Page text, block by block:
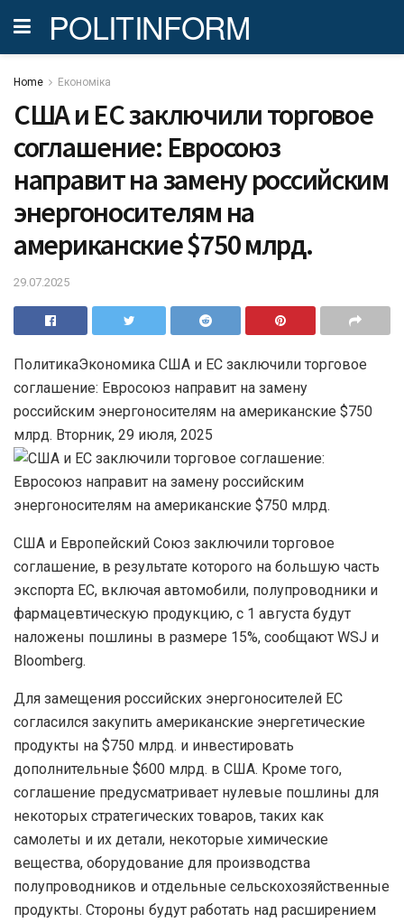
POLITINFORM
Home Економіка
США и ЕС заключили торговое
соглашение: Евросоюз
направит на замену российским
энергоносителям на
американские $750 млрд.
29.07.2025
ПолитикаЭкономика США и ЕС заключили торговое
соглашение: Евросоюз направит на замену
российским энергоносителям на американские $750
млрд. Вторник, 29 июля, 2025
США и Европейский Союз заключили торговое
соглашение, в результате которого на большую часть
экспорта ЕС, включая автомобили, полупроводники и
фармацевтическую продукцию, с 1 августа будут
наложены пошлины в размере 15%, сообщают WSJ и
Bloomberg.
Для замещения российских энергоносителей ЕС
согласился закупить американские энергетические
продукты на $750 млрд. и инвестировать
дополнительные $600 млрд. в США. Кроме того,
соглашение предусматривает нулевые пошлины для
некоторых стратегических товаров, таких как
самолеты и их детали, некоторые химические
вещества, оборудование для производства
полупроводников и отдельные сельскохозяйственные
продукты. Стороны будут работать над расширением